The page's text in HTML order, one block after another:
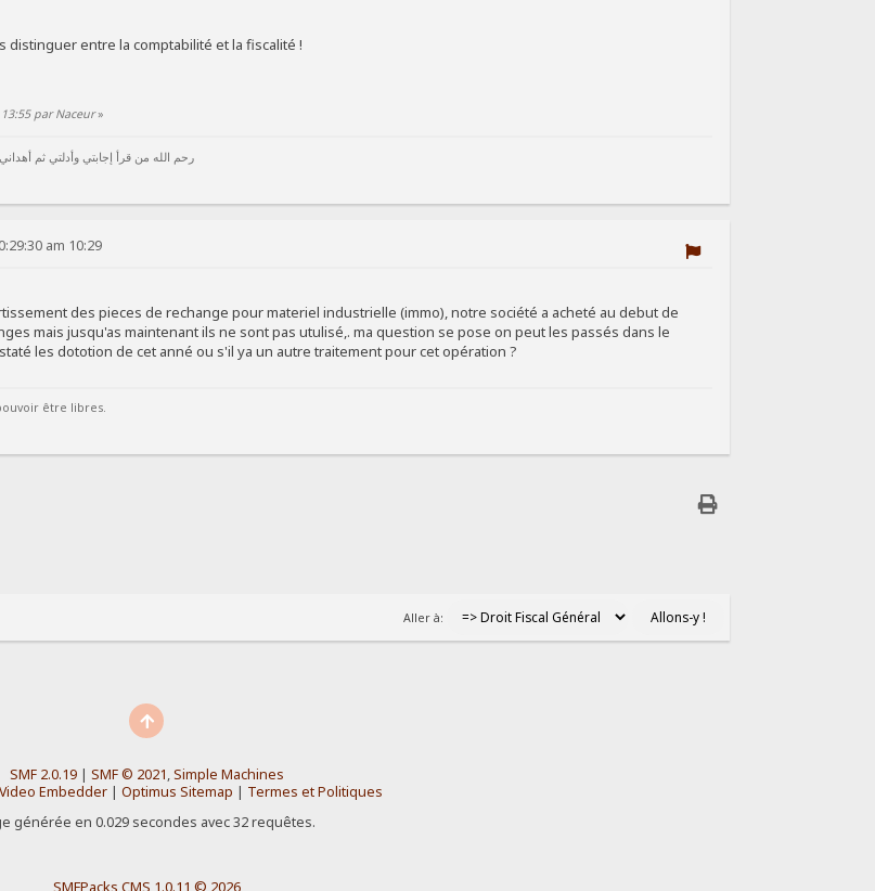
entre la comptabilité et la fiscalité !
par Naceur»
رحم الله من قرأ إجابتي وأدلتي ثم
am 10:29
des pieces de rechange pour materiel industrielle (immo), notre société a acheté au debut de
mais jusqu'as maintenant ils ne sont pas utulisé,. ma question se pose on peut les passés dans le
les dototion de cet anné ou s'il ya un autre traitement pour cet opération ?
être libres.
Aller à:
SMF 2.0.19| SMF © 2021,Simple Machines
Embedder | Optimus Sitemap | Termes et Politiques
générée en 0.029 secondes avec 32 requêtes.
SMFPacks CMS 1.0.11 © 2026